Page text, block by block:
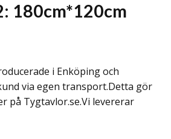
180cm*120cm
i Enköping och
via egen transport.Detta gör
på Tygtavlor.se.Vi levererar